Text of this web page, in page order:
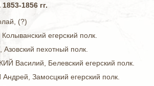
1856 гг.
(?)
егерский полк.
пехотный полк.
Василий, Белевский егерский полк.
Замосцкий егерский полк.